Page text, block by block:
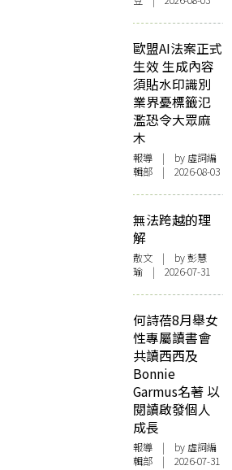
歐盟AI法案正式
生效 生成內容
須貼水印識別
業界憂標籤氾
濫恐令大眾麻
木
報導 | by 虛詞編
輯部 | 2026-08-03
無法跨越的理
解
散文 | by 彭慧
瑜 | 2026-07-31
何詩蓓8月舉女
性專屬讀書會
共讀西西及
Bonnie
Garmus名著 以
閱讀啟發個人
成長
報導 | by 虛詞編
輯部 | 2026-07-31